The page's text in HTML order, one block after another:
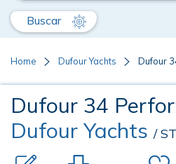
Buscar
Home Dufour Yachts Dufour
Dufour 34
Dufour Yachts /